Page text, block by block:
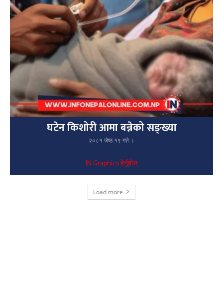
घटेन किशोरी आमा बन्नेको सङ्ख्या
२०८१ जेष्ठ १९ गते ।
IN Graphics हेर्नुहोस्
Load more